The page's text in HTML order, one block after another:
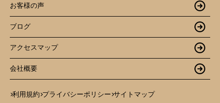
お客様の声
ブログ
アクセスマップ
会社概要
利用規約 プライバシーポリシー サイトマップ